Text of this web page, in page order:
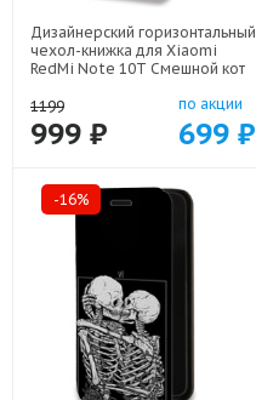
Дизайнерский горизонтальный
чехол-книжка для Xiaomi
RedMi Note 10T Смешной кот
1199
999 ₽
по акции
699 ₽
-16%